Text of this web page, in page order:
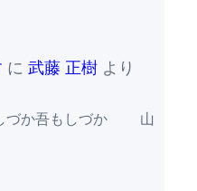
に武藤 正樹 より
づか吾もしづか 山